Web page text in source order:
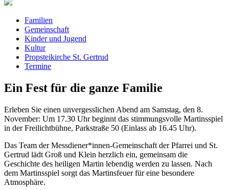
Familien
Gemeinschaft
Kinder und Jugend
Kultur
Propsteikirche St. Gertrud
Termine
Ein Fest für die ganze Familie
Erleben Sie einen unvergesslichen Abend am Samstag, den 8.
November: Um 17.30 Uhr beginnt das stimmungsvolle Martinsspiel
in der Freilichtbühne, Parkstraße 50 (Einlass ab 16.45 Uhr).
Das Team der Messdiener*innen-Gemeinschaft der Pfarrei und St.
Gertrud lädt Groß und Klein herzlich ein, gemeinsam die
Geschichte des heiligen Martin lebendig werden zu lassen. Nach
dem Martinsspiel sorgt das Martinsfeuer für eine besondere
Atmosphäre.